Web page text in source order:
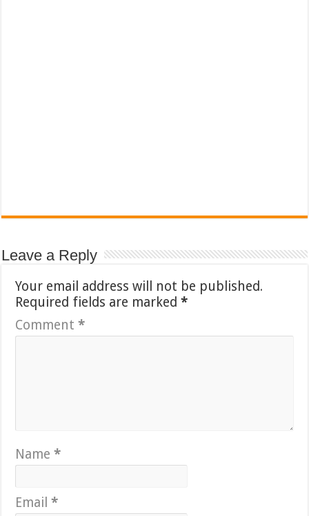
Leave a Reply
Your email address will not be published.
Required fields are marked*
Comment*
Name*
Email*